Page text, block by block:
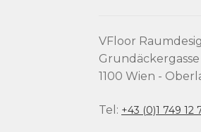
VFloor
Grundäckergasse
1100 Wien -
Tel: +43 (0)1 749 12